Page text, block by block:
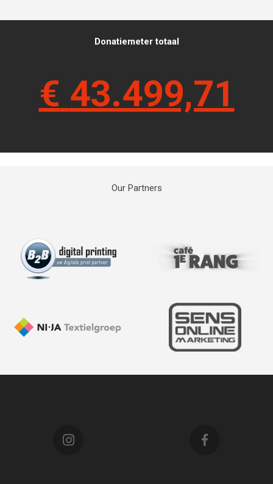
Donatiemeter totaal
€ 43.499,71
Our Partners